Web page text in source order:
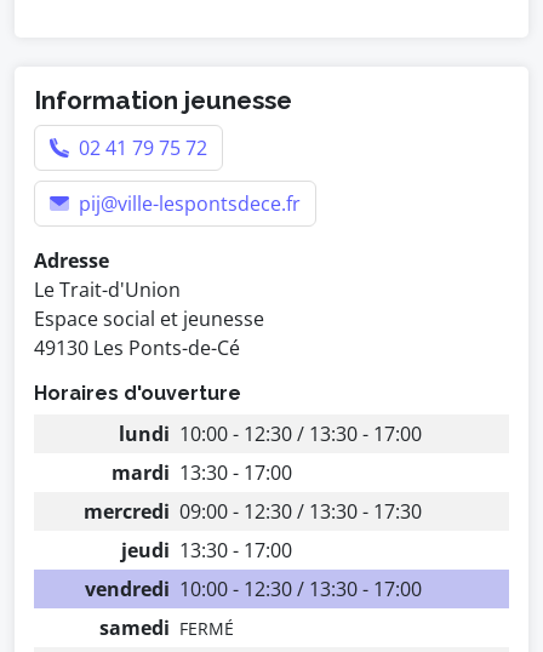
Information jeunesse
02 41 79 75 72
pij@ville-lespontsdece.fr
Adresse
Le Trait-d'Union
Espace social et jeunesse
49130 Les Ponts-de-Cé
Horaires d'ouverture
lundi 10:00 - 12:30 / 13:30 - 17:00
mardi 13:30 - 17:00
mercredi 09:00 - 12:30 / 13:30 - 17:30
jeudi 13:30 - 17:00
vendredi 10:00 - 12:30 / 13:30 - 17:00
samedi FERMÉ